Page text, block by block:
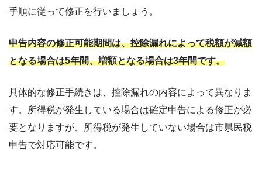
手順に従って修正を行いましょう。
申告内容の修正可能期間は、控除漏れによって税額が減額
となる場合は5年間、増額となる場合は3年間です。
具体的な修正手続きは、控除漏れの内容によって異なりま
す。所得税が発生している場合は確定申告による修正が必
要となりますが、所得税が発生していない場合は市県民税
申告で対応可能です。